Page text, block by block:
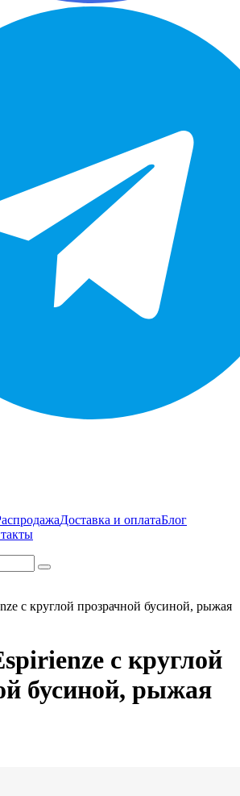
Доставка и оплатаБлог
с круглой прозрачной бусиной, рыжая
с круглой
бусиной, рыжая